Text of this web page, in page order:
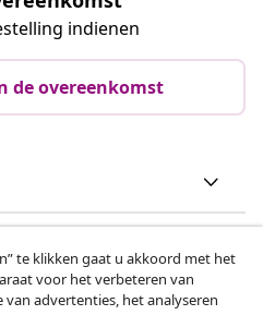
indienen
de overeenkomst
te klikken gaat u akkoord met het
voor het verbeteren van
advertenties, het analyseren